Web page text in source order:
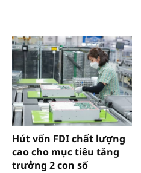
Hút vốn FDI chất lượng
cao cho mục tiêu tăng
trưởng 2 con số